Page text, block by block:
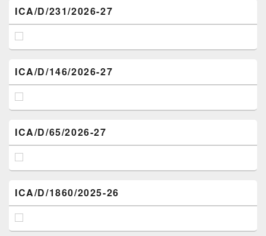
ICA/D/231/2026-27
ICA/D/146/2026-27
ICA/D/65/2026-27
ICA/D/1860/2025-26